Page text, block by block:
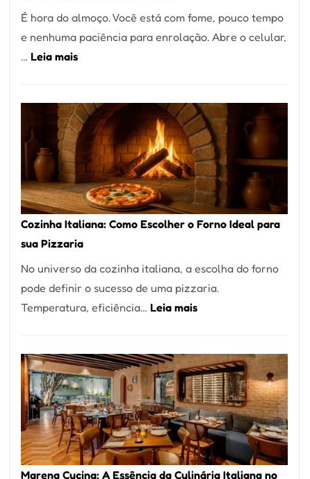
É hora do almoço. Você está com fome, pouco tempo
e nenhuma paciência para enrolação. Abre o celular,
… Leia mais:
Encontrar
um
Bom
Lugar
para
Comer?
Este
Portal
Quer
Resolver
Isso
Cozinha Italiana: Como Escolher o Forno Ideal para
sua Pizzaria
No universo da cozinha italiana, a escolha do forno
pode definir o sucesso de uma pizzaria.
Temperatura, eficiência… Leia mais:
Como
Escolher
o
Forno
Ideal
para
Marena Cucina: A Essência da Culinária Italiana no